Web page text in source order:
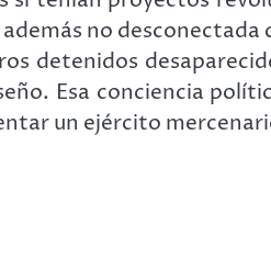
no desconectada
detenidos
Esa conciencia
un ejército